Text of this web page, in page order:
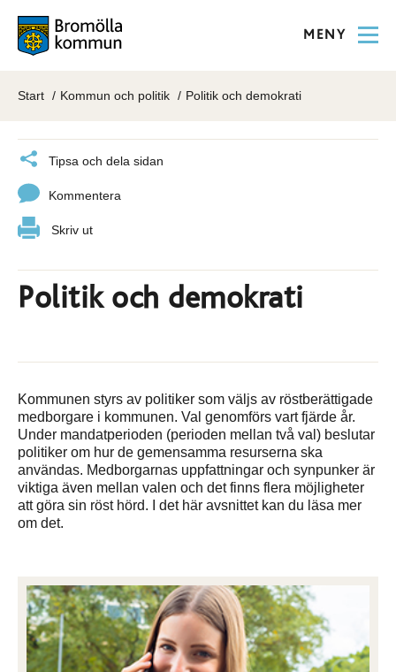
MENY
Start Kommun och politik Politik och demokrati
Tipsa och dela sidan
Kommentera
Skriv ut
Politik och demokrati
Kommunen styrs av politiker som väljs av röstberättigade
medborgare i kommunen. Val genomförs vart fjärde år.
Under mandatperioden (perioden mellan två val) beslutar
politiker om hur de gemensamma resurserna ska
användas. Medborgarnas uppfattningar och synpunker är
viktiga även mellan valen och det finns flera möjligheter
att göra sin röst hörd. I det här avsnittet kan du läsa mer
om det.